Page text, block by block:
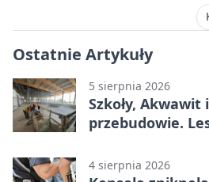
Ostatnie Artykuły
5 sierpnia 2026
Szkoły,
przebudowie.
4 sierpnia 2026